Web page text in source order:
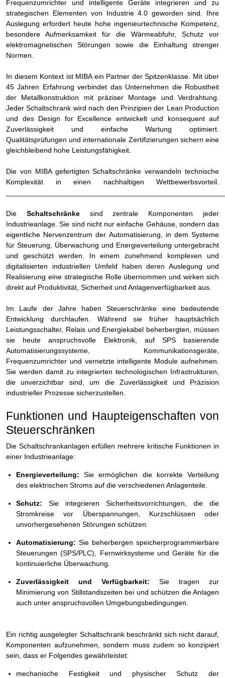
Frequenzumrichter und intelligente Geräte integrieren und zu
strategischen Elementen von Industrie 4.0 geworden sind. Ihre
Auslegung erfordert heute hohe ingenieurtechnische Kompetenz,
besondere Aufmerksamkeit für die Wärmeabfuhr, Schutz vor
elektromagnetischen Störungen sowie die Einhaltung strenger
Normen.
In diesem Kontext ist MIBA ein Partner der Spitzenklasse. Mit über
45 Jahren Erfahrung verbindet das Unternehmen die Robustheit
der Metallkonstruktion mit präziser Montage und Verdrahtung.
Jeder Schaltschrank wird nach den Prinzipien der Lean Production
und des Design for Excellence entwickelt und konsequent auf
Zuverlässigkeit und einfache Wartung optimiert.
Qualitätsprüfungen und internationale Zertifizierungen sichern eine
gleichbleibend hohe Leistungsfähigkeit.
Die von MIBA gefertigten Schaltschränke verwandeln technische
Komplexität in einen nachhaltigen Wettbewerbsvorteil.
Die Schaltschränkesind zentrale Komponenten jeder
Industrieanlage. Sie sind nicht nur einfache Gehäuse, sondern das
eigentliche Nervenzentrum der Automatisierung, in dem Systeme
für Steuerung, Überwachung und Energieverteilung untergebracht
und geschützt werden. In einem zunehmend komplexen und
digitalisierten industriellen Umfeld haben deren Auslegung und
Realisierung eine strategische Rolle übernommen und wirken sich
direkt auf Produktivität, Sicherheit und Anlagenverfügbarkeit aus.
Im Laufe der Jahre haben Steuerschränke eine bedeutende
Entwicklung durchlaufen. Während sie früher hauptsächlich
Leistungsschalter, Relais und Energiekabel beherbergten, müssen
sie heute anspruchsvolle Elektronik, auf SPS basierende
Automatisierungssysteme, Kommunikationsgeräte,
Frequenzumrichter und vernetzte intelligente Module aufnehmen.
Sie werden damit zu integrierten technologischen Infrastrukturen,
die unverzichtbar sind, um die Zuverlässigkeit und Präzision
industrieller Prozesse sicherzustellen.
Funktionen und Haupteigenschaften von
Steuerschränken
Die Schaltschrankanlagen erfüllen mehrere kritische Funktionen in
einer Industrieanlage:
Energieverteilung: Sie ermöglichen die korrekte Verteilung
des elektrischen Stroms auf die verschiedenen Anlagenteile.
Schutz: Sie integrieren Sicherheitsvorrichtungen, die die
Stromkreise vor Überspannungen, Kurzschlüssen oder
unvorhergesehenen Störungen schützen.
Automatisierung: Sie beherbergen speicherprogrammierbare
Steuerungen (SPS/PLC), Fernwirksysteme und Geräte für die
kontinuierliche Überwachung.
Zuverlässigkeit und Verfügbarkeit: Sie tragen zur
Minimierung von Stillstandszeiten bei und schützen die Anlagen
auch unter anspruchsvollen Umgebungsbedingungen.
Ein richtig ausgelegter Schaltschrank beschränkt sich nicht darauf,
Komponenten aufzunehmen, sondern muss zudem so konzipiert
sein, dass er Folgendes gewährleistet:
mechanische Festigkeit und physischer Schutz der